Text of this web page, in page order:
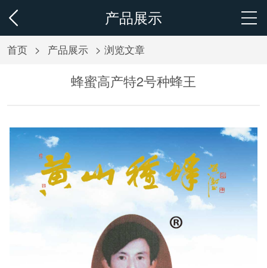
产品展示
首页 > 产品展示 > 浏览文章
蜂蜜高产特2号种蜂王